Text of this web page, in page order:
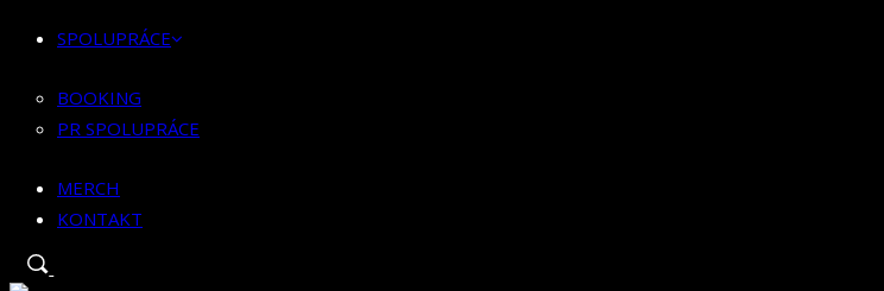
MERCH
SPOLUPRÁCE
BOOKING
PR SPOLUPRÁCE
MERCH
KONTAKT